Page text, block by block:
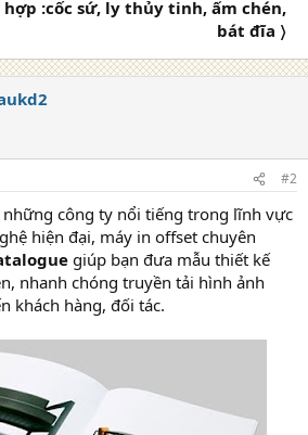
:cốc sứ, ly thủy tinh, ấm chén,
bát đĩa 〉
#2
những công ty nổi tiếng trong lĩnh vực
hiện đại, máy in offset chuyên
giúp bạn đưa mẫu thiết kế
nhanh chóng truyền tải hình ảnh
khách hàng, đối tác.